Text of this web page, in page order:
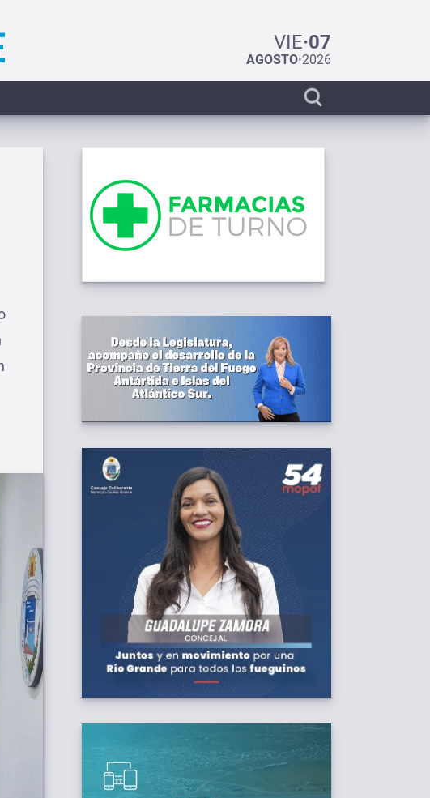
VIE·07
AGOSTO·2026
Display
search